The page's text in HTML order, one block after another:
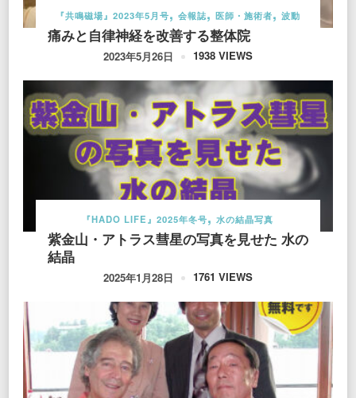
『共鳴磁場』2023年5月号 会報誌 医師・施術者 波動
痛みと自律神経を改善する整体院
2023年5月26日 1938 VIEWS
『HADO LIFE』2025年冬号 水の結晶写真
紫金山・アトラス彗星の写真を見せた 水の
結晶
2025年1月28日 1761 VIEWS